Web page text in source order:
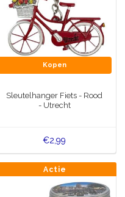
Kopen
Sleutelhanger Fiets - Rood
- Utrecht
€2,99
Actie